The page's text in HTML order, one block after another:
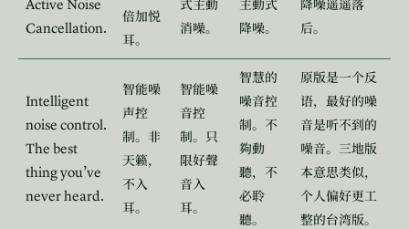
Active Noise
Cancellation.
倍加悦
耳。
式主動
消噪。
主動式
降噪。
降噪遥遥落
后。
Intelligent
noise control.
The best
thing you’ve
never heard.
智能噪
声控
制。非
天籁，
不入
耳。
智能噪
音控
制。只
限好聲
音入
耳。
智慧的
噪音控
制。不
夠動
聽，不
必聆
聽。
原版是一个反
语，最好的噪
音是听不到的
噪音。三地版
本意思类似，
个人偏好更工
整的台湾版。